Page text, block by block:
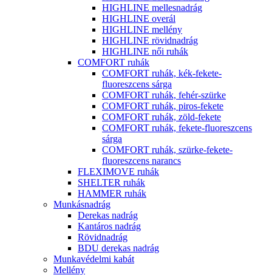
HIGHLINE mellesnadrág
HIGHLINE overál
HIGHLINE mellény
HIGHLINE rövidnadrág
HIGHLINE női ruhák
COMFORT ruhák
COMFORT ruhák, kék-fekete-
fluoreszcens sárga
COMFORT ruhák, fehér-szürke
COMFORT ruhák, piros-fekete
COMFORT ruhák, zöld-fekete
COMFORT ruhák, fekete-fluoreszcens
sárga
COMFORT ruhák, szürke-fekete-
fluoreszcens narancs
FLEXIMOVE ruhák
SHELTER ruhák
HAMMER ruhák
Munkásnadrág
Derekas nadrág
Kantáros nadrág
Rövidnadrág
BDU derekas nadrág
Munkavédelmi kabát
Mellény